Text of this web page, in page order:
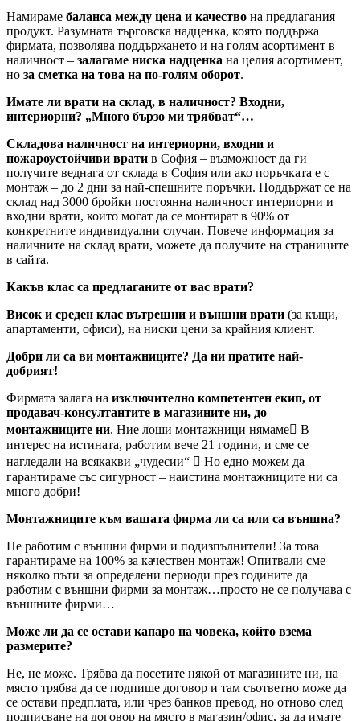
Намираме баланса между цена и качество на предлагания
продукт. Разумната търговска надценка, която поддържа
фирмата, позволява поддържането и на голям асортимент в
наличност – залагаме ниска надценка на целия асортимент,
но за сметка на това на по-голям оборот.
Имате ли врати на склад, в наличност? Входни,
интериорни? „Много бързо ми трябват“…
Складова наличност на интериорни, входни и
пожароустойчиви врати в София – възможност да ги
получите веднага от склада в София или ако поръчката е с
монтаж – до 2 дни за най-спешните поръчки. Поддържат се на
склад над 3000 бройки постоянна наличност интериорни и
входни врати, които могат да се монтират в 90% от
конкретните индивидуални случаи. Повече информация за
наличните на склад врати, можете да получите на страниците
в сайта.
Какъв клас са предлаганите от вас врати?
Висок и среден клас вътрешни и външни врати (за къщи,
апартаменти, офиси), на ниски цени за крайния клиент.
Добри ли са ви монтажниците? Да ни пратите най-
добрият!
Фирмата залага на изключително компетентен екип, от
продавач-консултантите в магазините ни, до
монтажниците ни. Ние лоши монтажници нямаме В
интерес на истината, работим вече 21 години, и сме се
нагледали на всякакви „чудесии“  Но едно можем да
гарантираме със сигурност – наистина монтажниците ни са
много добри!
Монтажниците към вашата фирма ли са или са външна?
Не работим с външни фирми и подизпълнители! За това
гарантираме на 100% за качествен монтаж! Опитвали сме
няколко пъти за определени периоди през годините да
работим с външни фирми за монтаж…просто не се получава с
външните фирми…
Може ли да се остави капаро на човека, който взема
размерите?
Не, не може. Трябва да посетите някой от магазините ни, на
място трябва да се подпише договор и там съответно може да
се остави предплата, или чрез банков превод, но отново след
подписване на договор на място в магазин/офис, за да имате